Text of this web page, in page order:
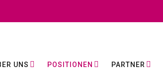
UNS POSITIONEN PARTNER